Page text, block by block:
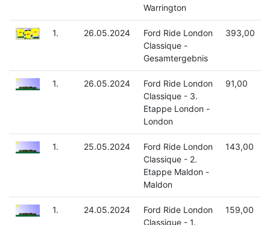
Warrington
1. 26.05.2024
Ford Ride London
Classique -
Gesamtergebnis
393,00
1. 26.05.2024
Ford Ride London
Classique - 3.
Etappe London -
London
91,00
1. 25.05.2024
Ford Ride London
Classique - 2.
Etappe Maldon -
Maldon
143,00
1. 24.05.2024
Ford Ride London
Classique - 1.
159,00